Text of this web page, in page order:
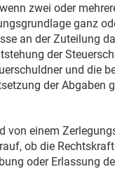
zwei oder
ganz
an der Zuteilung
der
und die
der Abgaben
von einem
ob die
oder Erlassung